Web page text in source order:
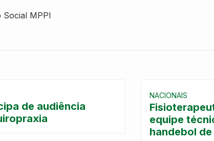
Social MPPI
de audiência
NACIONAIS
equipe
handebol de